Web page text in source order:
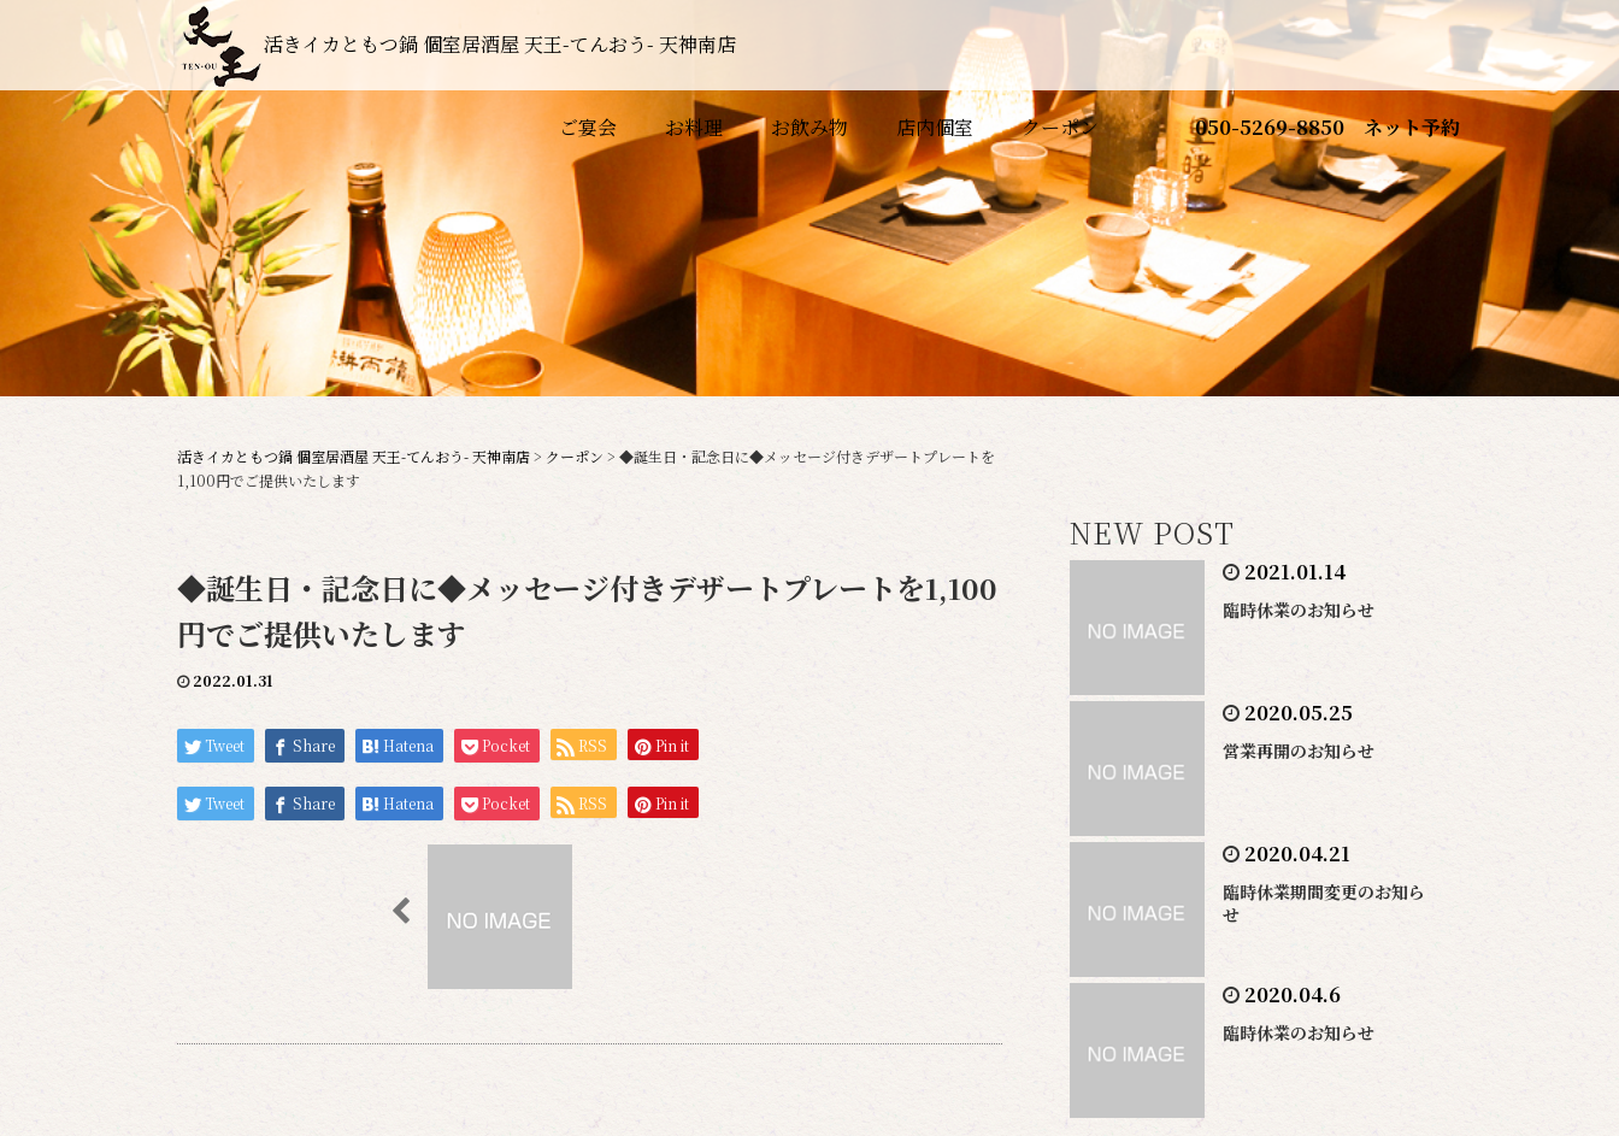
活きイカともつ鍋 個室居酒屋 天王-てんおう- 天神南店
ご宴会 お料理 お飲み物 店内個室 クーポン 050-5269-8850 ネット予約
活きイカともつ鍋 個室居酒屋 天王-てんおう- 天神南店> クーポン > ◆誕生日・記念日に◆メッセージ付きデザートプレートを
1,100円でご提供いたします
◆誕生日・記念日に◆メッセージ付きデザートプレートを1,100
円でご提供いたします
2022.01.31
Tweet Share Hatena Pocket RSS Pin it
Tweet Share Hatena Pocket RSS Pin it
NEW POST
2021.01.14
臨時休業のお知らせ
2020.05.25
営業再開のお知らせ
2020.04.21
臨時休業期間変更のお知ら
せ
2020.04.6
臨時休業のお知らせ